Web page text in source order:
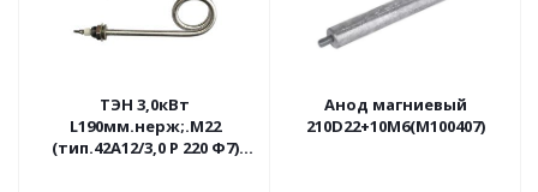
ТЭН 3,0кВт
L190мм.нерж;.M22
(тип.42А12/3,0 Р 220 Ф7)
Анод магниевый
210D22+10М6(М100407)